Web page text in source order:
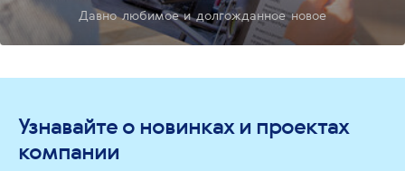
Давно любимое и долгожданное новое
Узнавайте о новинках и проектах
компании